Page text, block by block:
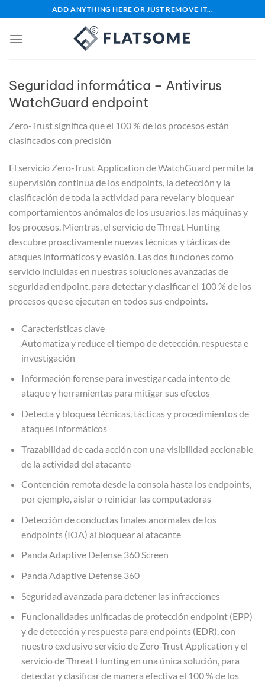
al
contenido
ADD ANYTHING HERE OR JUST REMOVE IT...
Seguridad informática – Antivirus
WatchGuard endpoint
Zero-Trust significa que el 100 % de los procesos están
clasificados con precisión
El servicio Zero-Trust Application de WatchGuard permite la
supervisión continua de los endpoints, la detección y la
clasificación de toda la actividad para revelar y bloquear
comportamientos anómalos de los usuarios, las máquinas y
los procesos. Mientras, el servicio de Threat Hunting
descubre proactivamente nuevas técnicas y tácticas de
ataques informáticos y evasión. Las dos funciones como
servicio incluidas en nuestras soluciones avanzadas de
seguridad endpoint, para detectar y clasificar el 100 % de los
procesos que se ejecutan en todos sus endpoints.
Características clave
Automatiza y reduce el tiempo de detección, respuesta e
investigación
Información forense para investigar cada intento de
ataque y herramientas para mitigar sus efectos
Detecta y bloquea técnicas, tácticas y procedimientos de
ataques informáticos
Trazabilidad de cada acción con una visibilidad accionable
de la actividad del atacante
Contención remota desde la consola hasta los endpoints,
por ejemplo, aislar o reiniciar las computadoras
Detección de conductas finales anormales de los
endpoints (IOA) al bloquear al atacante
Panda Adaptive Defense 360 Screen
Panda Adaptive Defense 360
Seguridad avanzada para detener las infracciones
Funcionalidades unificadas de protección endpoint (EPP)
y de detección y respuesta para endpoints (EDR), con
nuestro exclusivo servicio de Zero-Trust Application y el
servicio de Threat Hunting en una única solución, para
detectar y clasificar de manera efectiva el 100 % de los